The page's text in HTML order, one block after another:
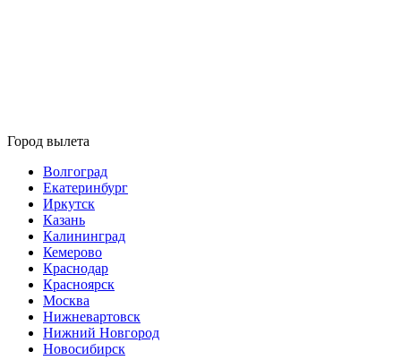
Город вылета
Волгоград
Екатеринбург
Иркутск
Казань
Калининград
Кемерово
Краснодар
Красноярск
Москва
Нижневартовск
Нижний Новгород
Новосибирск